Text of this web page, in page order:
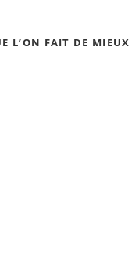
L’ON FAIT DE MIEUX